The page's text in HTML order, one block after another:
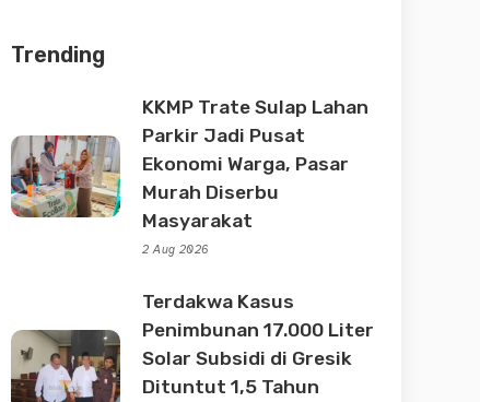
Trending
KKMP Trate Sulap Lahan
Parkir Jadi Pusat
Ekonomi Warga, Pasar
Murah Diserbu
Masyarakat
2 Aug 2026
Terdakwa Kasus
Penimbunan 17.000 Liter
Solar Subsidi di Gresik
Dituntut 1,5 Tahun